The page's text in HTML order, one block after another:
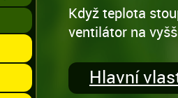
Když teplota
ventilátor na
Hlavní